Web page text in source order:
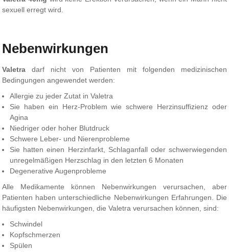
sexuell erregt wird.
Nebenwirkungen
Valetra darf nicht von Patienten mit folgenden medizinischen
Bedingungen angewendet werden:
Allergie zu jeder Zutat in Valetra
Sie haben ein Herz-Problem wie schwere Herzinsuffizienz oder
Agina
Niedriger oder hoher Blutdruck
Schwere Leber- und Nierenprobleme
Sie hatten einen Herzinfarkt, Schlaganfall oder schwerwiegenden
unregelmäßigen Herzschlag in den letzten 6 Monaten
Degenerative Augenprobleme
Alle Medikamente können Nebenwirkungen verursachen, aber
Patienten haben unterschiedliche Nebenwirkungen Erfahrungen. Die
häufigsten Nebenwirkungen, die Valetra verursachen können, sind:
Schwindel
Kopfschmerzen
Spülen